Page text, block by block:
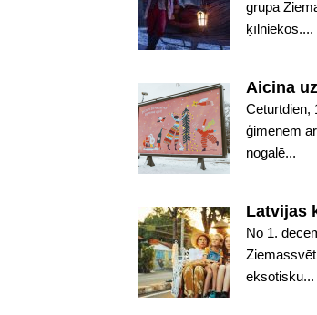
grupa
ķīlniekos....
Aicina
Ceturtdien,
ģimenēm
nogalē...
Latvijas
No 1.
eksotisku...